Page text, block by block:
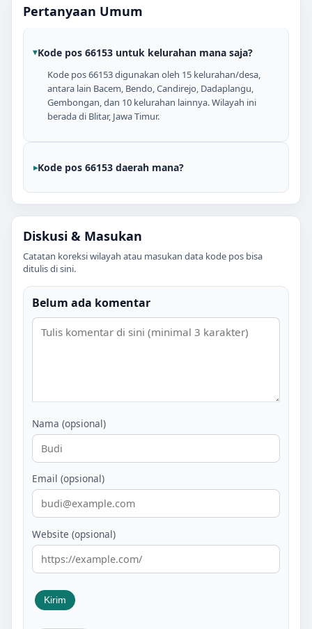
Pertanyaan Umum
Kode pos 66153 untuk kelurahan mana saja?
Kode pos 66153 digunakan oleh 15 kelurahan/desa,
antara lain Bacem, Bendo, Candirejo, Dadaplangu,
Gembongan, dan 10 kelurahan lainnya. Wilayah ini
berada di Blitar, Jawa Timur.
Kode pos 66153 daerah mana?
Diskusi & Masukan
Catatan koreksi wilayah atau masukan data kode pos bisa
ditulis di sini.
Belum ada komentar
Nama (opsional)
Email (opsional)
Website (opsional)